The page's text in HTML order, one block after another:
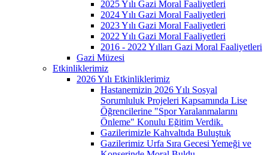
2025 Yılı Gazi Moral Faaliyetleri
2024 Yılı Gazi Moral Faaliyetleri
2023 Yılı Gazi Moral Faaliyetleri
2022 Yılı Gazi Moral Faaliyetleri
2016 - 2022 Yılları Gazi Moral Faaliyetleri
Gazi Müzesi
Etkinliklerimiz
2026 Yılı Etkinliklerimiz
Hastanemizin 2026 Yılı Sosyal
Sorumluluk Projeleri Kapsamında Lise
Öğrencilerine "Spor Yaralanmalarını
Önleme" Konulu Eğitim Verdik.
Gazilerimizle Kahvaltıda Buluştuk
Gazilerimiz Urfa Sıra Gecesi Yemeği ve